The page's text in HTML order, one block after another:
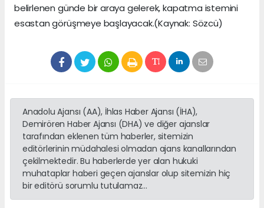
belirlenen günde bir araya gelerek, kapatma istemini
esastan görüşmeye başlayacak.(Kaynak: Sözcü)
Anadolu Ajansı (AA), İhlas Haber Ajansı (İHA),
Demirören Haber Ajansı (DHA) ve diğer ajanslar
tarafından eklenen tüm haberler, sitemizin
editörlerinin müdahalesi olmadan ajans kanallarından
çekilmektedir. Bu haberlerde yer alan hukuki
muhataplar haberi geçen ajanslar olup sitemizin hiç
bir editörü sorumlu tutulamaz...